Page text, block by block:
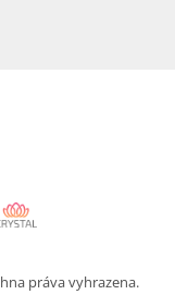
práva vyhrazena.